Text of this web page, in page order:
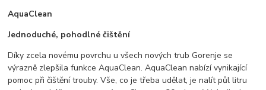
AquaClean
Jednoduché, pohodlné čištění
Díky zcela novému povrchu u všech nových trub Gorenje se
výrazně zlepšila funkce AquaClean. AquaClean nabízí vynikající
pomoc při čištění trouby. Vše, co je třeba udělat, je nalít půl litru